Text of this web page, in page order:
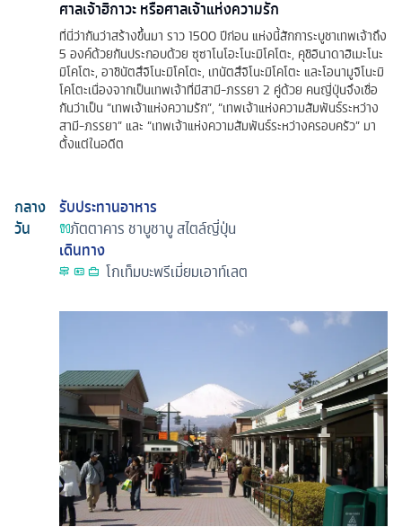
ศาลเจ้าฮิกาวะ หรือศาลเจ้าแห่งความรัก
ที่นี่ว่ากันว่าสร้างขึ้นมา ราว 1500 ปีก่อน แห่งนี้สักการะบูชาเทพเจ้าถึง
5 องค์ด้วยกันประกอบด้วย ซุซาโนโอะโนะมิโคโตะ, คุชิอินาดาฮิเมะโนะ
มิโคโตะ, อาชินัตสึจิโนะมิโคโตะ, เทนัตสึจิโนะมิโคโตะ และโอนามูจิโนะมิ
โคโตะเนื่องจากเป็นเทพเจ้าที่มีสามี-ภรรยา 2 คู่ด้วย คนญี่ปุ่นจึงเชื่อ
กันว่าเป็น “เทพเจ้าแห่งความรัก”, “เทพเจ้าแห่งความสัมพันธ์ระหว่าง
สามี-ภรรยา” และ “เทพเจ้าแห่งความสัมพันธ์ระหว่างครอบครัว” มา
ตั้งแต่ในอดีต
กลาง
วัน
รับประทานอาหาร
ภัตตาคารชาบูชาบู สไตล์ญี่ปุ่น
เดินทาง
โกเท็มบะพรีเมี่ยมเอาท์เลต